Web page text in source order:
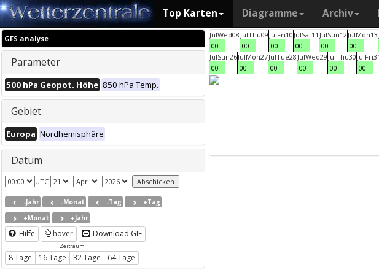
Top Karten Diagramme Archiv
GFS analyse
Parameter
500 hPa Geopot. Höhe 850 hPa Temp.
Gebiet
Europa Nordhemisphäre
Datum
UTC
-Jahr -Monat -Tag
+Tag
+Monat
+Jahr
Hilfe hover Download GIF
Zeitraum
8 Tage 16 Tage 32 Tage 64 Tage
JulWed08
00
JulThu09
00
JulFri10
00
JulSat11
00
JulSun12
00
JulMon13
00
JulSun26
00
JulMon27
00
JulTue28
00
JulWed29
00
JulThu30
00
JulFri31
00